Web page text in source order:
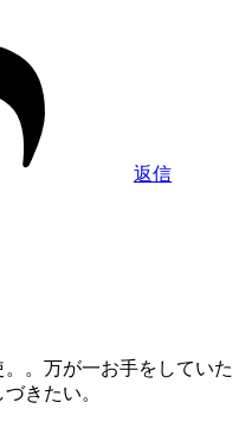
返信
。万が一お手をしていた
きたい。